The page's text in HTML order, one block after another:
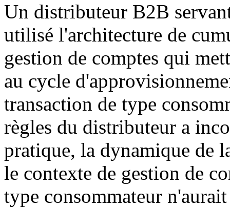
Un distributeur B2B
utilisé l'architecture de
gestion de comptes qui
au cycle
transaction de type
règles du distributeur a
pratique, la dynamique de
le contexte de gestion de
type consommateur